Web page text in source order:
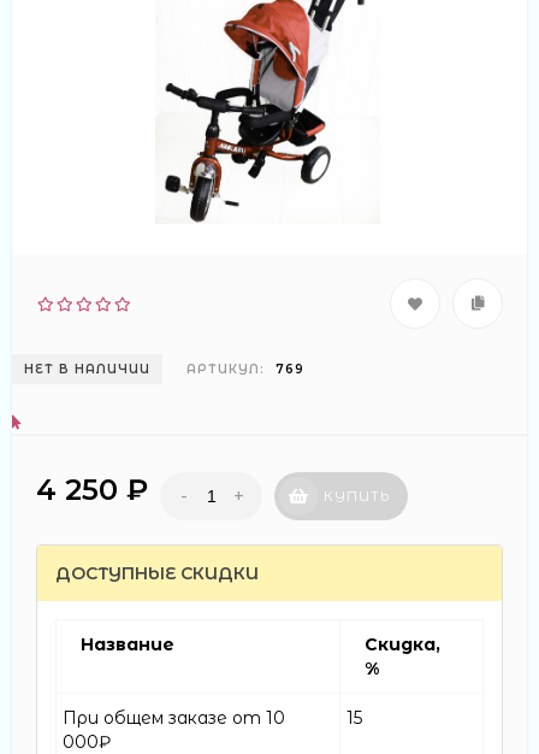
НЕТ В НАЛИЧИИ АРТИКУЛ: 769
4 250 ₽ - + КУПИТЬ
ДОСТУПНЫЕ СКИДКИ
Название
Скидка,
%
При общем заказе от 10
000₽
15